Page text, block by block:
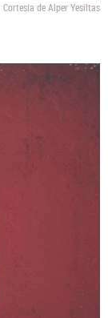
Cortesía de Alper Yesiltas